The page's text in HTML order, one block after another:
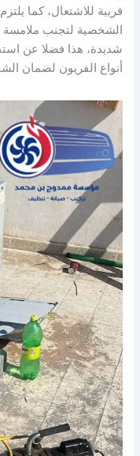
قريبة للاشتعال، كما
الشخصية لتجنب ملامسة
شديدة، هذا فضلا عن
أنواع الفريون لضمان